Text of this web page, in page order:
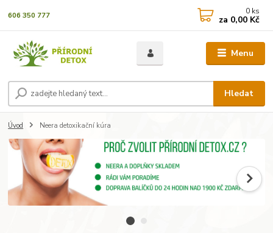
Menu
Hledat
606 350 777 0 ks
za 0,00 Kč
Úvod Neera detoxikační kúra